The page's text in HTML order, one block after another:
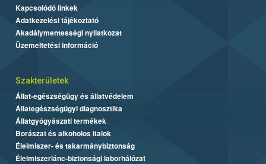
Kapcsolódó linkek
Adatkezelési tájékoztató
Akadálymentességi nyilatkozat
Üzemeltetési információ
Szakterületek
Állat-egészségügy és állatvédelem
Állategészségügyi diagnosztika
Állatgyógyászati termékek
Borászat és alkoholos italok
Élelmiszer- és takarmánybiztonság
Élelmiszerlánc-biztonsági laborhálózat